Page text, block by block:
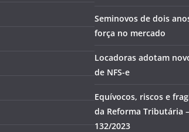
Seminovos de dois
força no mercado
Locadoras adotam
de NFS-e
Equívocos, riscos e
da Reforma Tributária
132/2023